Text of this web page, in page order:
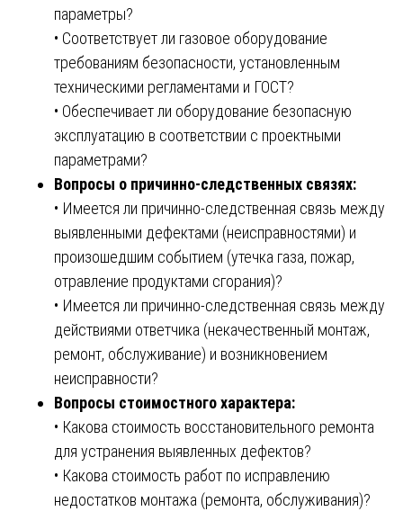
параметры?
• Соответствует ли газовое оборудование
требованиям безопасности, установленным
техническими регламентами и ГОСТ?
• Обеспечивает ли оборудование безопасную
эксплуатацию в соответствии с проектными
параметрами?
Вопросы о причинно-следственных связях:
• Имеется ли причинно-следственная связь между
выявленными дефектами (неисправностями) и
произошедшим событием (утечка газа, пожар,
отравление продуктами сгорания)?
• Имеется ли причинно-следственная связь между
действиями ответчика (некачественный монтаж,
ремонт, обслуживание) и возникновением
неисправности?
Вопросы стоимостного характера:
• Какова стоимость восстановительного ремонта
для устранения выявленных дефектов?
• Какова стоимость работ по исправлению
недостатков монтажа (ремонта, обслуживания)?